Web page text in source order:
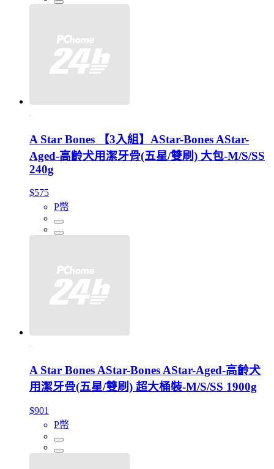
A Star Bones 【3入組】AStar-Bones AStar-
Aged-高齡犬用潔牙骨(五星/雙刷) 大包-M/S/SS
240g
$575
P幣
A Star Bones AStar-Bones AStar-Aged-高齡犬
用潔牙骨(五星/雙刷) 超大桶裝-M/S/SS 1900g
$901
P幣